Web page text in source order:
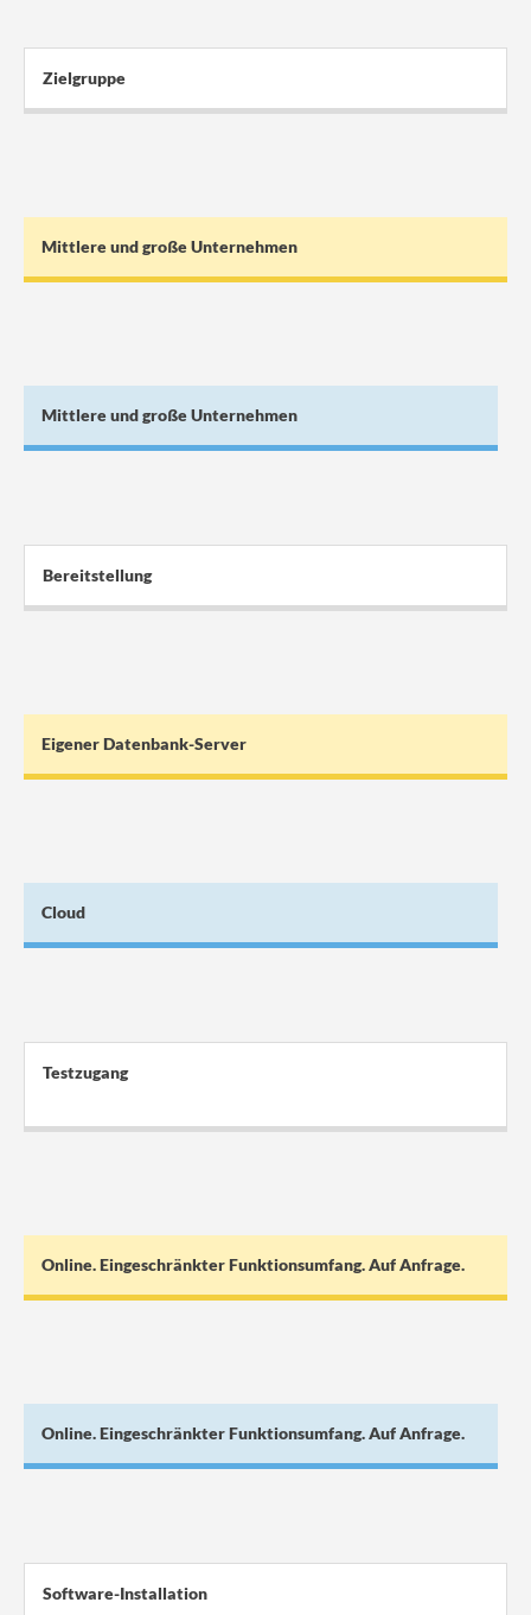
Zielgruppe
Mittlere und große Unternehmen
Mittlere und große Unternehmen
Bereitstellung
Eigener Datenbank-Server
Cloud
Testzugang
Online. Eingeschränkter Funktionsumfang. Auf Anfrage.
Online. Eingeschränkter Funktionsumfang. Auf Anfrage.
Software-Installation